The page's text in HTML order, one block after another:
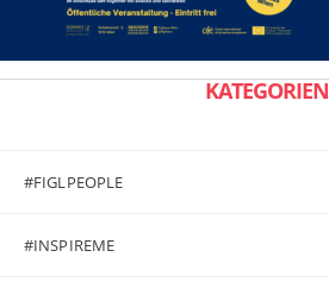
KATEGORIEN
#FIGLPEOPLE
#INSPIREME